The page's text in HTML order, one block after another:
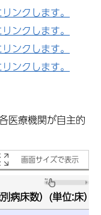
ンクします。
ンクします。
ンクします。
ンクします。
医療機関が自主的
画面サイズで表示
病床数）(単位:床）